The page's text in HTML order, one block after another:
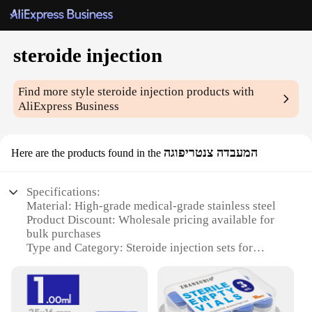
steroide injection
Find more stylesteroide injection products with
AliExpress Business
Here are the products found in the המעבדה צנטריפוגה
Specifications:
Material: High-grade medical-grade stainless steel
Product Discount: Wholesale pricing available for
bulk purchases
Type and Category: Steroide injection sets for
Design and Style: Ergonomic and user-friendly
Usage and Purpose: Precision steroide injection for